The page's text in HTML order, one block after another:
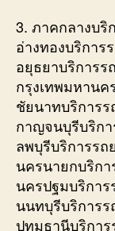
3. ภาคกลางบริ
อ่างทองบริการ
อยุธยาบริการ
กรุงเทพมหาน
ชัยนาทบริการ
กาญจนบุรีบริก
ลพบุรีบริการร
นครนายกบริก
นครปฐมบริกา
นนทบุรีบริการ
ปทุมธานีบริกา